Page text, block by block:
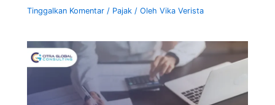
Tinggalkan Komentar / Pajak / OlehVika Verista